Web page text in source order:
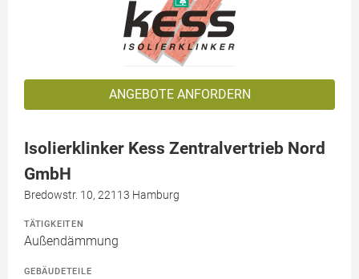
ANGEBOTE ANFORDERN
Isolierklinker Kess Zentralvertrieb Nord
GmbH
Bredowstr. 10, 22113 Hamburg
TÄTIGKEITEN
Außendämmung
GEBÄUDETEILE